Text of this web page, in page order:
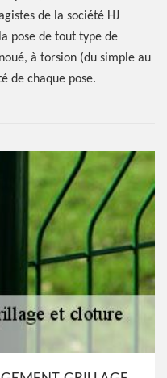
de la société HJ
pose de tout type de
à torsion (du simple au
de chaque pose.